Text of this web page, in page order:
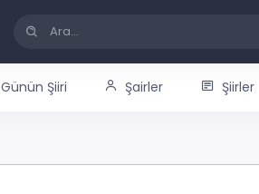
Günün Şiiri Şairler Şiirler